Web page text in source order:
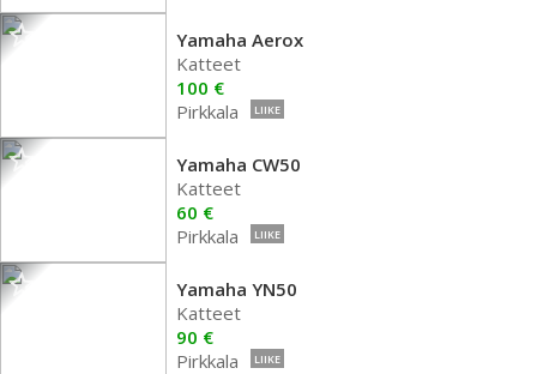
Yamaha Aerox
Katteet
100 €
Pirkkala
LIIKE
Yamaha CW50
Katteet
60 €
Pirkkala
LIIKE
Yamaha YN50
Katteet
90 €
Pirkkala
LIIKE